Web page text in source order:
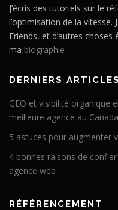
J’écris des tutoriels sur le
l’optimisation de la vitesse.
Friends, et d’autres
ma biographie .
DERNIERS ARTICLES
GEO et visibilité organique
meilleure agence au Canada
5 astuces pour augmenter
4 bonnes raisons de
agence web
RÉFÉRENCEMENT